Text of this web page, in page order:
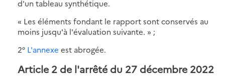
d'un tableau synthétique.
« Les éléments fondant le rapport sont conservés au
moins jusqu'à l'évaluation suivante. » ;
2° L'annexe est abrogée.
Article 2 de l'arrêté du 27 décembre 2022